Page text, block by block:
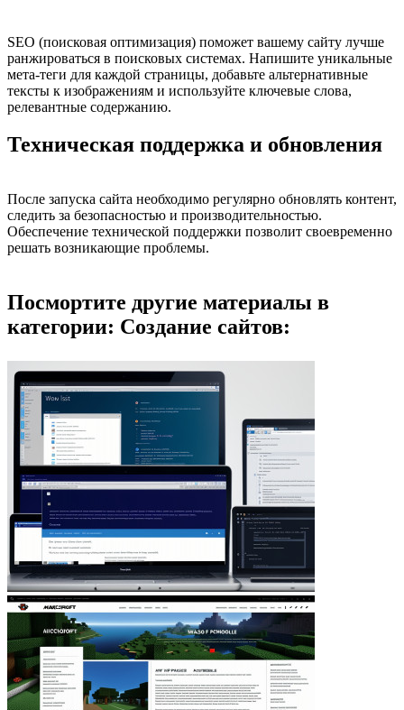
SEO (поисковая оптимизация) поможет вашему сайту лучше
ранжироваться в поисковых системах. Напишите уникальные
мета-теги для каждой страницы, добавьте альтернативные
тексты к изображениям и используйте ключевые слова,
релевантные содержанию.
Техническая поддержка и обновления
После запуска сайта необходимо регулярно обновлять контент,
следить за безопасностью и производительностью.
Обеспечение технической поддержки позволит своевременно
решать возникающие проблемы.
Посмортите другие материалы в
категории: Создание сайтов: